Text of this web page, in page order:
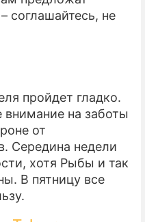
соглашайтесь, не
пройдет гладко.
внимание на заботы
от
Середина недели
хотя Рыбы и так
В пятницу все